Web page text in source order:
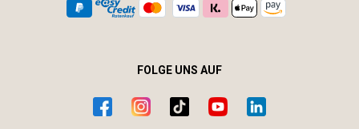
FOLGE UNS AUF